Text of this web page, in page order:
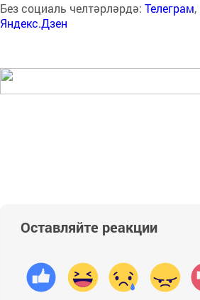
Без социаль челтәрләрдә: Телеграм,
Яндекс.Дзен
Оставляйте реакции